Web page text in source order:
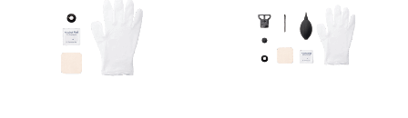
Ein Link zum Erstellen eines neuen Passworts wird an
deine E-Mail-Adresse gesendet.